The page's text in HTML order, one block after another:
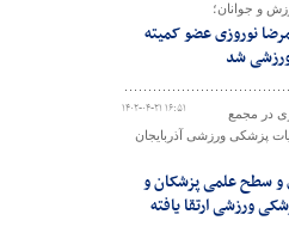
و جوانان؛
نوروزی عضو کمیته
ورزشی شد
۱۴۰۲-۰۴-۲۱ ۱۶:۵۱
در مجمع
پزشکی ورزشی آذربایجان
و سطح علمی پزشکان و
ورزشی ارتقا یافته